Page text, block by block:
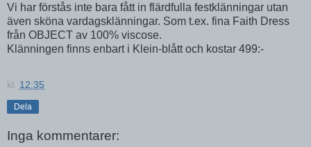
Vi har förstås inte bara fått in flärdfulla festklänningar utan
även sköna vardagsklänningar. Som t.ex. fina Faith Dress
från OBJECT av 100% viscose.
Klänningen finns enbart i Klein-blått och kostar 499:-
kl. 12:35
Dela
Inga kommentarer: